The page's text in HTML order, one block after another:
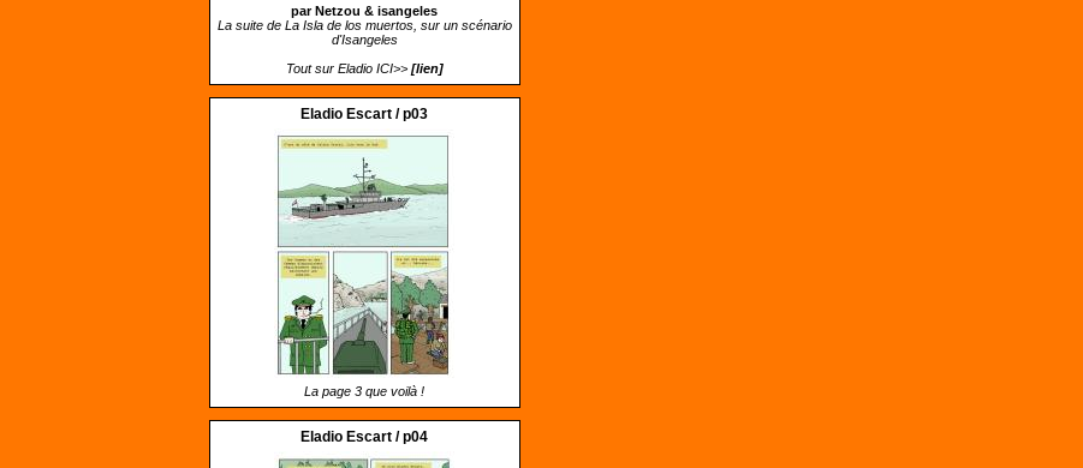
par Netzou &isangeles
La suite de La Isla de los muertos, sur un scénario
d'Isangeles
Tout sur Eladio ICI>> [lien]
Eladio Escart / p03
La page 3 que voilà !
Eladio Escart / p04